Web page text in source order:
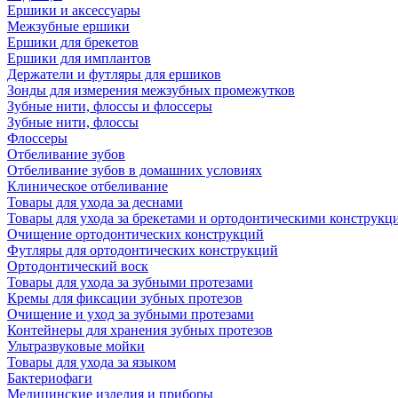
Ершики и аксессуары
Межзубные ершики
Ершики для брекетов
Ершики для имплантов
Держатели и футляры для ершиков
Зонды для измерения межзубных промежутков
Зубные нити, флоссы и флоссеры
Зубные нити, флоссы
Флоссеры
Отбеливание зубов
Отбеливание зубов в домашних условиях
Клиническое отбеливание
Товары для ухода за деснами
Товары для ухода за брекетами и ортодонтическими
Очищение ортодонтических конструкций
Футляры для ортодонтических конструкций
Ортодонтический воск
Товары для ухода за зубными протезами
Кремы для фиксации зубных протезов
Очищение и уход за зубными протезами
Контейнеры для хранения зубных протезов
Ультразвуковые мойки
Товары для ухода за языком
Бактериофаги
Медицинские изделия и приборы